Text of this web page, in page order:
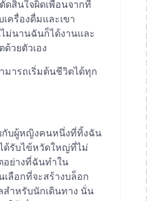
สินใจผิดเพื่อนจากที่
ครื่องดื่มและเขา
ม่นานฉันก็ได้งานและ
วยตัวเอง
ารถเริ่มต้นชีวิตได้ทุก
กับผู้หญิงคนหนึ่งที่ทิ้งฉัน
ด้รับไข้หวัดใหญ่ที่ไม่
อย่างที่ฉันทำใน
เลือกที่จะสร้างบล็อก
ำหรับนักเดินทาง นั่น